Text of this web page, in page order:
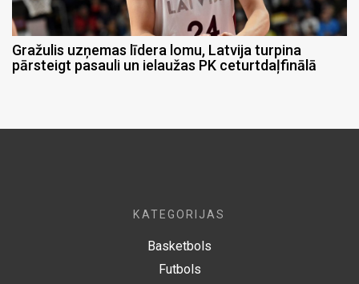
Gražulis uzņemas līdera lomu, Latvija turpina
pārsteigt pasauli un ielaužas PK ceturtdaļfinālā
KATEGORIJAS
Basketbols
Futbols